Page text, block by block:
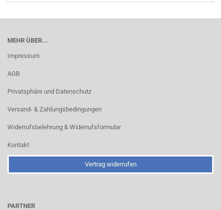
MEHR ÜBER...
Impressum
AGB
Privatsphäre und Datenschutz
Versand- & Zahlungsbedingungen
Widerrufsbelehrung & Widerrufsformular
Kontakt
Vertrag widerrufen
PARTNER